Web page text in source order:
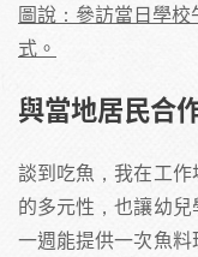
圖說：參訪當日學
式。
與當地居民合
談到吃魚，我在工
的多元性，也讓幼
一週能提供一次魚料